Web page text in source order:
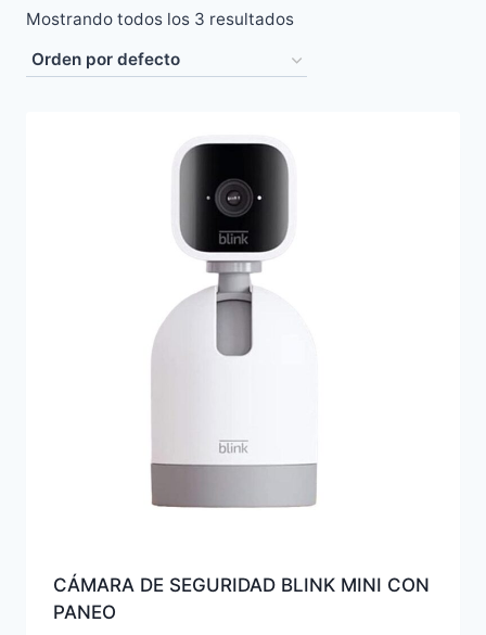
Mostrando todos los 3 resultados
CÁMARA DE SEGURIDAD BLINK MINI CON
PANEO